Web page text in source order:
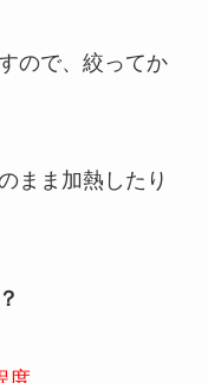
ので、絞ってか
まま加熱したり